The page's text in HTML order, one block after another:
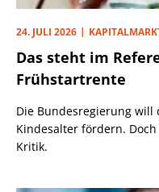
24. JULI 2026
Das steht im
Frühstartrente
Die Bundesregierung will
Kindesalter fördern.
Kritik.